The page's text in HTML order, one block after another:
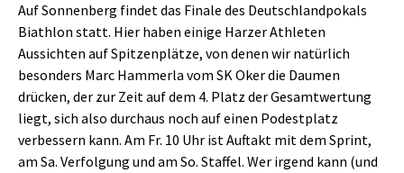
Auf Sonnenberg findet das Finale des Deutschlandpokals
Biathlon statt. Hier haben einige Harzer Athleten
Aussichten auf Spitzenplätze, von denen wir natürlich
besonders Marc Hammerla vom SK Oker die Daumen
drücken, der zur Zeit auf dem 4. Platz der Gesamtwertung
liegt, sich also durchaus noch auf einen Podestplatz
verbessern kann. Am Fr. 10 Uhr ist Auftakt mit dem Sprint,
am Sa. Verfolgung und am So. Staffel. Wer irgend kann (und